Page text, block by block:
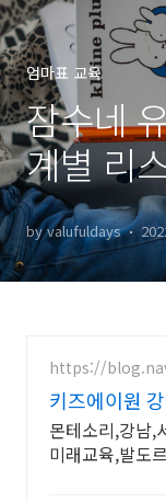
엄마표 교육
잠수네
계별 리
by valufuldays
https://
키즈에이원
몬테소리,강남,
미래교육,발도